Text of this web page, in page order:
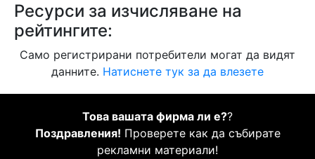
Ресурси за изчисляване на
рейтингите:
Само регистрирани потребители могат да видят
данните. Натиснете тук за да влезете
Това вашата фирма ли е??
Поздравления! Проверете как да събирате
рекламни материали!